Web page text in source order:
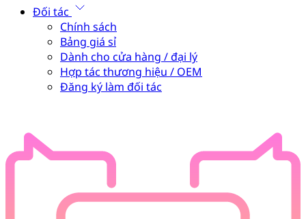
Đối tác
Chính sách
Bảng giá sỉ
Dành cho cửa hàng / đại lý
Hợp tác thương hiệu / OEM
Đăng ký làm đối tác